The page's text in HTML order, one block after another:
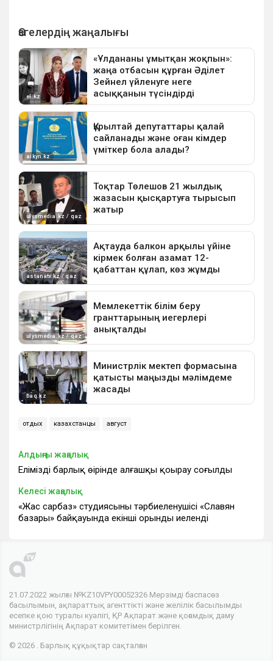
отдых казахстанцы август
Алдыңғы жаңалық
Еліміздің барлық өңірінде алғашқы қоңырау соғылды
Келесі жаңалық
«Жас сарбаз» студиясының тәрбиеленушісі «Славян
базары» байқауында екінші орынды иеленді
21.07.2022 жылғы №KZ10VPY00052326 Мерзімді баспасөз
басылымын, ақпараттық агенттікті және желілік басылымды
есепке қою туралы куәлігі, ҚР Ақпарат және қоғамдық даму
министрлігінің Ақпарат комитетімен берілген.
© 2026 . Барлық құқықтар сақталған